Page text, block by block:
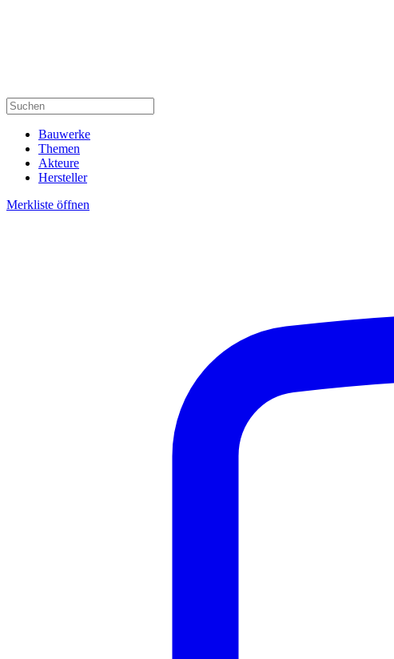
Bauwerke
Themen
Akteure
Hersteller
Merkliste öffnen